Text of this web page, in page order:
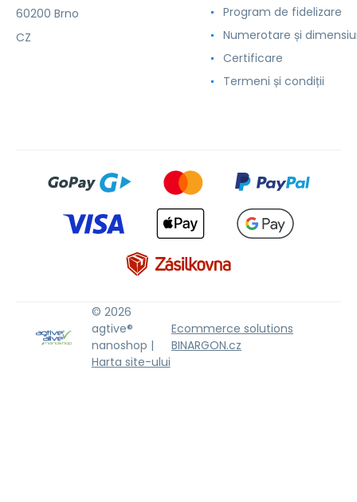
60200 Brno
CZ
Program de fidelizare
Numerotare și
Certificare
Termeni și condiții
© 2026
agtive®
nanoshop |
Harta site-ului
Ecommerce solutions
BINARGON.cz